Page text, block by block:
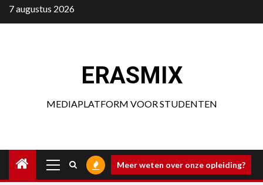
Ga
naar
7 augustus 2026
ERASMIX
MEDIAPLATFORM VOOR STUDENTEN
menu
Meer weten over onze opleiding?